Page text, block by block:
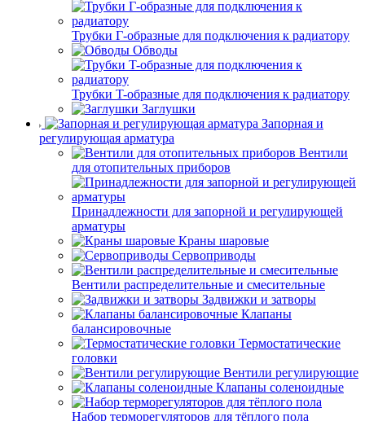
Трубки Г-образные для подключения к радиатору
Обводы
Трубки T-образные для подключения к радиатору
Заглушки
Запорная и
регулирующая арматура
Вентили
для отопительных приборов
Принадлежности для запорной и регулирующей
арматуры
Краны шаровые
Сервоприводы
Вентили распределительные и смесительные
Задвижки и затворы
Клапаны
балансировочные
Термостатические
головки
Вентили регулирующие
Клапаны соленоидные
Набор терморегуляторов для тёплого пола